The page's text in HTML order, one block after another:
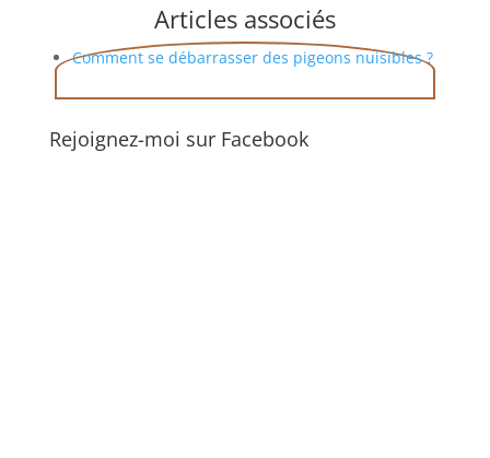
Articles associés
Comment se débarrasser des pigeons nuisibles ?
Rejoignez-moi sur Facebook